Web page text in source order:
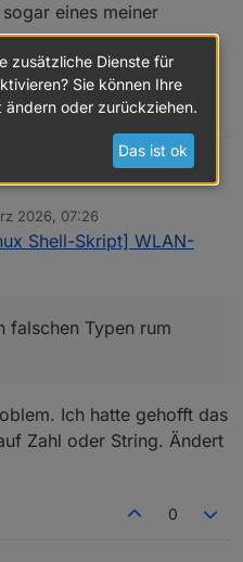
- [32minfo[39
m
eines meiner
die 2.8.0
2
Update zur SImple-Api auf
-
-
-
-
-
-
-
2026, 07:26
Shell-Skript] WLAN-
falschen Typen rum
Ich hatte gehofft das
Zahl oder String. Ändert
0
zusätzliche Dienste für
Sie können Ihre
oder zurückziehen.
Das ist ok